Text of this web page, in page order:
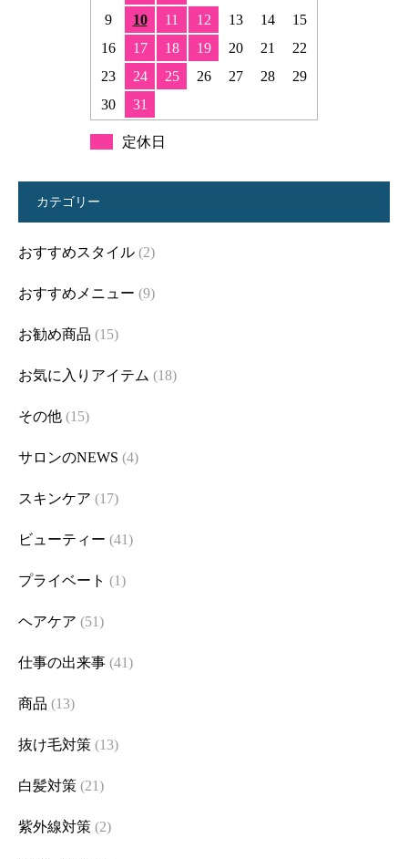
9
10 11 12 13 14
15
16
17 18 19 20 21
22
23
24 25 26 27 28
29
30
31
定休日
カテゴリー
おすすめスタイル (2)
おすすめメニュー (9)
お勧め商品 (15)
お気に入りアイテム (18)
その他 (15)
サロンのNEWS (4)
スキンケア (17)
ビューティー (41)
プライベート (1)
ヘアケア (51)
仕事の出来事 (41)
商品 (13)
抜け毛対策 (13)
白髪対策 (21)
紫外線対策 (2)